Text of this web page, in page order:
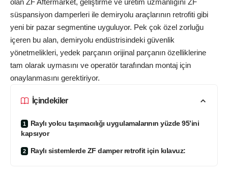
süspansiyon damperleri ile demiryolu araçlarının retrofiti gibi
yeni bir pazar segmentine uyguluyor. Pek çok özel zorluğu
içeren bu alan, demiryolu endüstrisindeki güvenlik
yönetmelikleri, yedek parçanın orijinal parçanın özelliklerine
tam olarak uymasını ve operatör tarafından montaj için
onaylanmasını gerektiriyor.
İçindekiler
Raylı yolcu taşımacılığı uygulamalarının yüzde 95’ini
kapsıyor
Raylı sistemlerde ZF damper retrofit için kılavuz: